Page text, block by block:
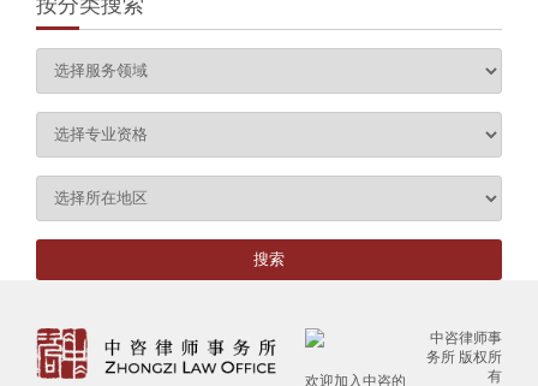
按分类搜索
欢迎加入中咨的
中咨律师事
务所 版权所
有